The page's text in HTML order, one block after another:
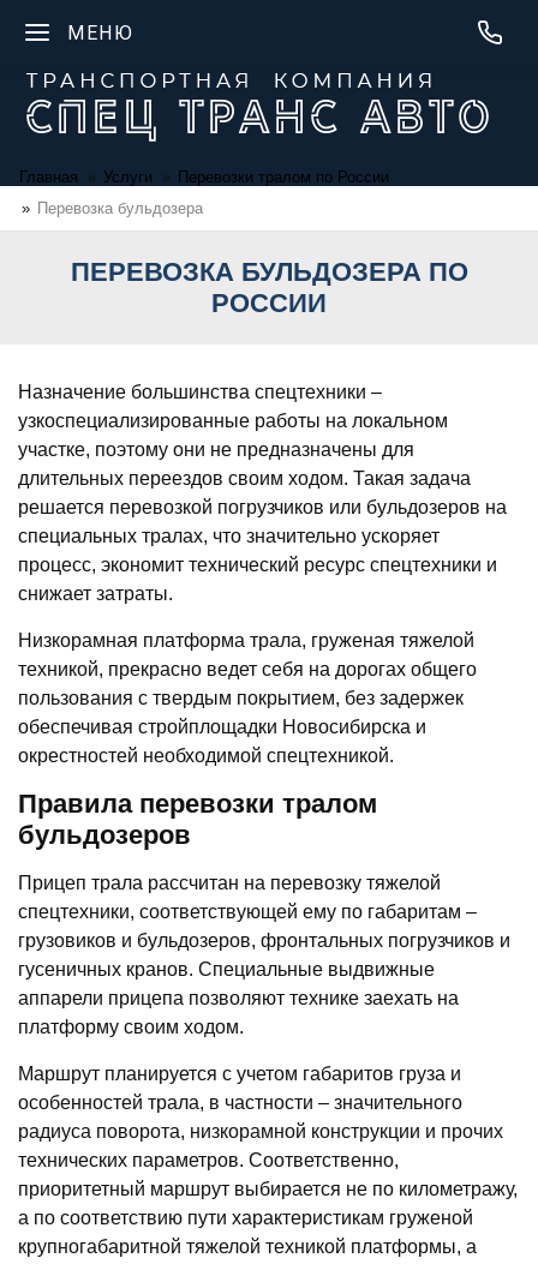
МЕНЮ
Главная Услуги
Перевозки тралом по России
Перевозка бульдозера
ПЕРЕВОЗКА БУЛЬДОЗЕРА ПО
РОССИИ
Назначение большинства спецтехники –
узкоспециализированные работы на локальном
участке, поэтому они не предназначены для
длительных переездов своим ходом. Такая задача
решается перевозкой погрузчиков или бульдозеров на
специальных тралах, что значительно ускоряет
процесс, экономит технический ресурс спецтехники и
снижает затраты.
Низкорамная платформа трала, груженая тяжелой
техникой, прекрасно ведет себя на дорогах общего
пользования с твердым покрытием, без задержек
обеспечивая стройплощадки Новосибирска и
окрестностей необходимой спецтехникой.
Правила перевозки тралом
бульдозеров
Прицеп трала рассчитан на перевозку тяжелой
спецтехники, соответствующей ему по габаритам –
грузовиков и бульдозеров, фронтальных погрузчиков и
гусеничных кранов. Специальные выдвижные
аппарели прицепа позволяют технике заехать на
платформу своим ходом.
Маршрут планируется с учетом габаритов груза и
особенностей трала, в частности – значительного
радиуса поворота, низкорамной конструкции и прочих
технических параметров. Соответственно,
приоритетный маршрут выбирается не по километражу,
а по соответствию пути характеристикам груженой
крупногабаритной тяжелой техникой платформы, а